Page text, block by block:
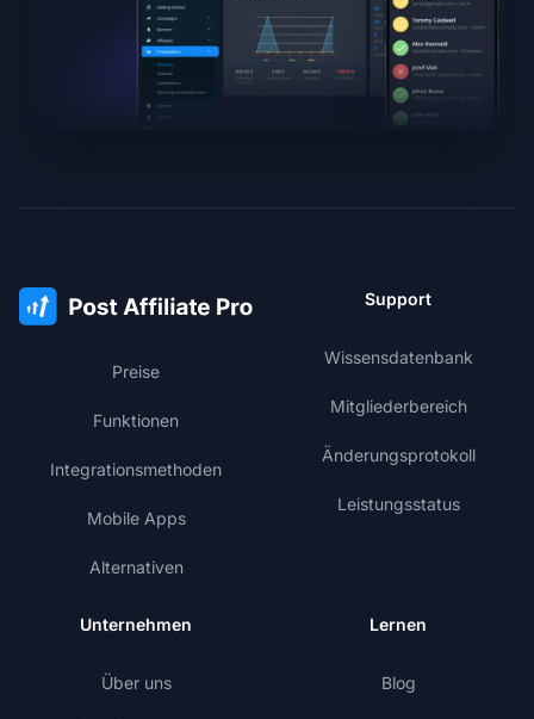
Preise
Funktionen
Integrationsmethoden
Mobile Apps
Alternativen
Support
Wissensdatenbank
Mitgliederbereich
Änderungsprotokoll
Leistungsstatus
Unternehmen
Über uns
Lernen
Blog